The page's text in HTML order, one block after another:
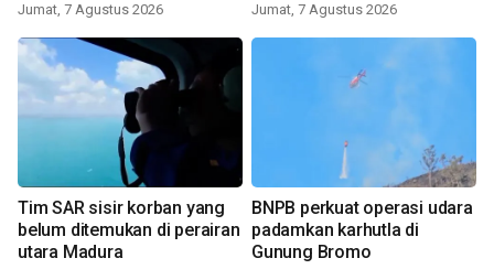
Jumat, 7 Agustus 2026 Jumat, 7 Agustus 2026
Tim SAR sisir korban yang
belum ditemukan di perairan
utara Madura
BNPB perkuat operasi udara
padamkan karhutla di
Gunung Bromo